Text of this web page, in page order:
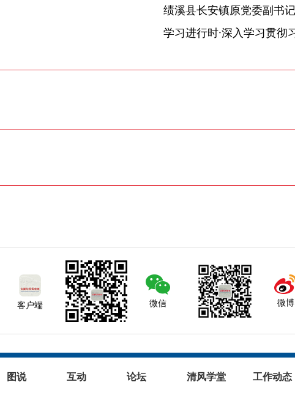
客户端 微信 微博
图说 互动 论坛 清风学堂 工作动态